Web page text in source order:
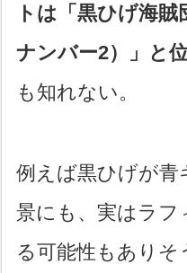
トは「黒ひげ海
ナンバー2）」と
も知れない。
例えば黒ひげが
景にも、実はラフ
る可能性もありそ